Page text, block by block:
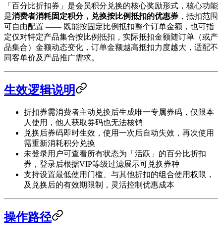
「百分比折扣券」是会员积分兑换的核心奖励形式，核心功能
是消费者消耗固定积分，兑换按比例抵扣的优惠券 ，抵扣范围
可自由配置 —— 既能按固定比例抵扣整个订单金额，也可指
定仅对特定产品集合按比例抵扣，实际抵扣金额随订单（或产
品集合）金额动态变化，订单金额越高抵扣力度越大，适配不
同客单价及产品推广需求。
生效逻辑说明
折扣券需消费者主动兑换后生成唯一专属券码，仅限本
人使用，他人获取券码也无法核销
兑换后券码即时生效，使用一次后自动失效，再次使用
需重新消耗积分兑换
未登录用户可查看所有状态为「活跃」的百分比折扣
券，登录后根据VIP等级过滤展示可兑换券种
支持设置最低使用门槛、与其他折扣的组合使用权限，
及兑换后的有效期限制，灵活控制优惠成本
操作路径